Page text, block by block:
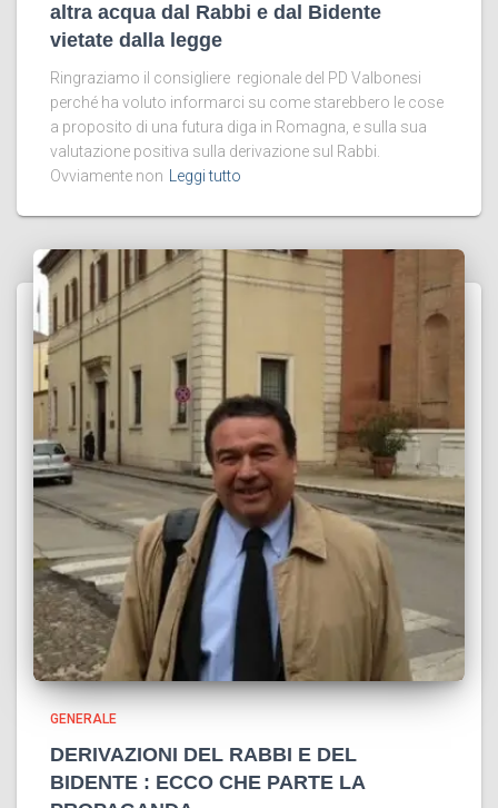
altra acqua dal Rabbi e dal Bidente
vietate dalla legge
Ringraziamo il consigliere regionale del PD Valbonesi
perché ha voluto informarci su come starebbero le cose
a proposito di una futura diga in Romagna, e sulla sua
valutazione positiva sulla derivazione sul Rabbi.
Ovviamente non
Leggi tutto
GENERALE
DERIVAZIONI DEL RABBI E DEL
BIDENTE : ECCO CHE PARTE LA